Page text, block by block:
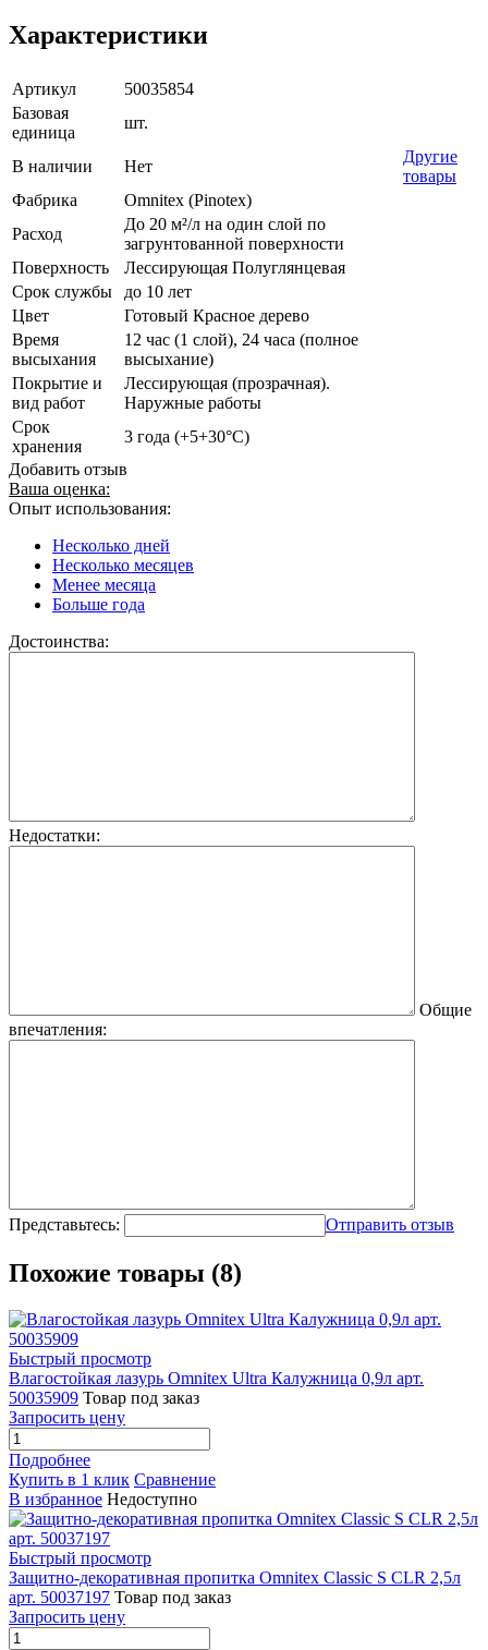
Характеристики
Артикул
50035854
Базовая
единица
шт.
В наличии Нет
Другие
товары
Фабрика
Omnitex (Pinotex)
Расход
До 20 м²/л на один слой по
загрунтованной поверхности
Поверхность
Лессирующая Полуглянцевая
Срок службы
до 10 лет
Цвет
Готовый Красное дерево
Время
высыхания
12 час (1 слой), 24 часа (полное
высыхание)
Покрытие и
вид работ
Лессирующая (прозрачная).
Наружные работы
Срок
хранения
3 года (+5+30°C)
Добавить отзыв
Ваша оценка:
Опыт использования:
Несколько дней
Несколько месяцев
Менее месяца
Больше года
Достоинства:
Недостатки:
Общие
впечатления:
Представьтесь: Отправить отзыв
Похожие товары (8)
Быстрый просмотр
Влагостойкая лазурь Omnitex Ultra Калужница 0,9л арт.
50035909 Товар под заказ
Запросить цену
Подробнее
Купить в 1 клик Сравнение
В избранное Недоступно
Быстрый просмотр
Защитно-декоративная пропитка Omnitex Classic S CLR 2,5л
арт. 50037197 Товар под заказ
Запросить цену